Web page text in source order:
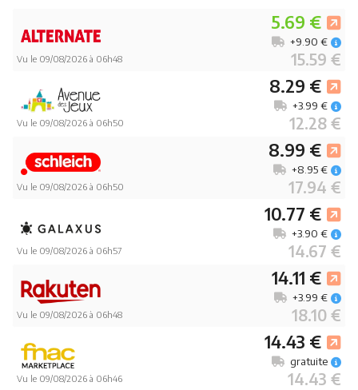
Vu le 09/08/2026 à 06h48
5.69 €
15.59 €
+9.90 €
Vu le 09/08/2026 à 06h50
8.29 €
12.28 €
+3.99 €
Vu le 09/08/2026 à 06h50
8.99 €
17.94 €
+8.95 €
Vu le 09/08/2026 à 06h57
10.77 €
14.67 €
+3.90 €
Vu le 09/08/2026 à 06h48
14.11 €
18.10 €
+3.99 €
Vu le 09/08/2026 à 06h46
14.43 €
14.43 €
gratuite